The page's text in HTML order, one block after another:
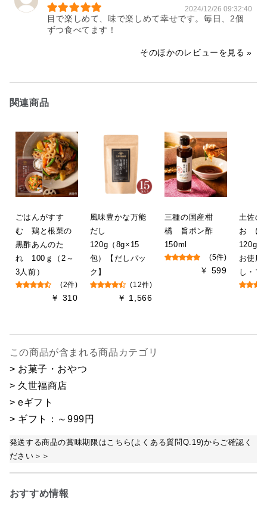
2024/12/26 09:32:40
目で楽しめて、味で楽しめて幸せです。毎日、2個
ずつ食べてます！
そのほかのレビューを見る
関連商品
ごはんがすす
む 鶏と根菜の
黒酢あんのた
れ 100ｇ（2～
3人前）
(2件)
￥ 310
風味豊かな万能
だし
120g（8g×15
包）【だしパッ
ク】
(12件)
￥ 1,566
三種の国産柑
橘 旨ポン酢
150ml
(5件)
￥ 599
土佐の
お に
120g
お使用
し・フ
この商品が含まれる商品カテゴリ
> お菓子・おやつ
> 久世福商店
> eギフト
> ギフト：～999円
発送する商品の賞味期限はこちら(よくある質問Q.19)からご確認く
ださい＞＞
おすすめ情報